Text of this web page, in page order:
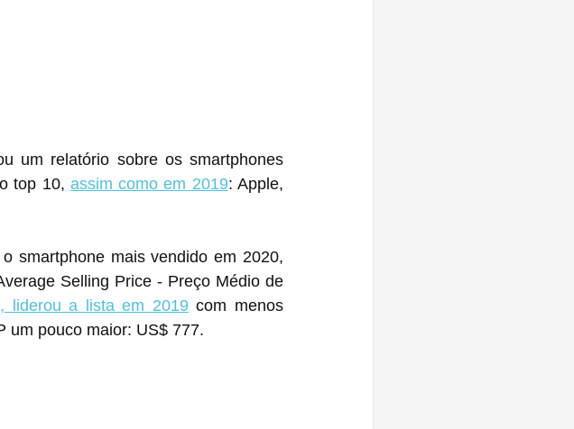
um relatório sobre os smartphones
top 10, assim como em 2019: Apple,
smartphone mais vendido em 2020,
Selling Price - Preço Médio de
liderou a lista em 2019 com menos
um pouco maior: US$ 777.